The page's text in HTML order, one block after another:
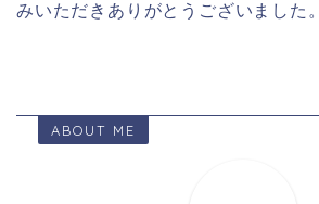
みいただきありがとうございました。
ABOUT ME